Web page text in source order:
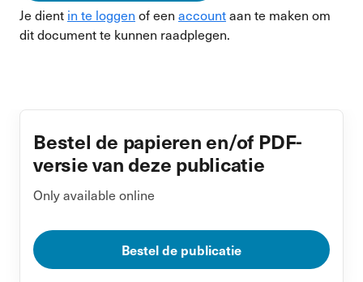
Je dient in te loggen of een accountaan te maken om
dit document te kunnen raadplegen.
Bestel de papieren en/of PDF-
versie van deze publicatie
Only available online
Bestel de publicatie